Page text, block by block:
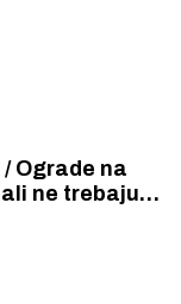
/ Ograde na
ne trebaju